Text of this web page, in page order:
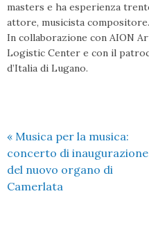
masters e ha esperienza
attore, musicista compositore.
In collaborazione con AION
Logistic Center e con il
d’Italia di Lugano.
« Musica per la musica:
concerto di inaugurazione
del nuovo organo di
Camerlata